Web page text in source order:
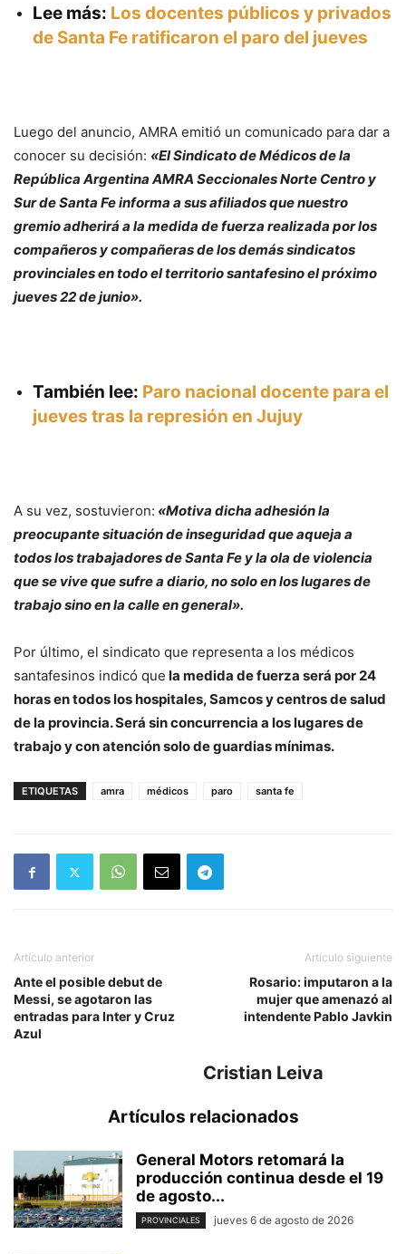
Lee más: Los docentes públicos y privados
de Santa Fe ratificaron el paro del jueves
Luego del anuncio, AMRA emitió un comunicado para dar a
conocer su decisión: «El Sindicato de Médicos de la
República Argentina AMRA Seccionales Norte Centro y
Sur de Santa Fe informa a sus afiliados que nuestro
gremio adherirá a la medida de fuerza realizada por los
compañeros y compañeras de los demás sindicatos
provinciales en todo el territorio santafesino el próximo
jueves 22 de junio».
También lee: Paro nacional docente para el
jueves tras la represión en Jujuy
A su vez, sostuvieron: «Motiva dicha adhesión la
preocupante situación de inseguridad que aqueja a
todos los trabajadores de Santa Fe y la ola de violencia
que se vive que sufre a diario, no solo en los lugares de
trabajo sino en la calle en general».
Por último, el sindicato que representa a los médicos
santafesinos indicó que la medida de fuerza será por 24
horas en todos los hospitales, Samcos y centros de salud
de la provincia. Será sin concurrencia a los lugares de
trabajo y con atención solo de guardias mínimas.
ETIQUETAS amra médicos paro santa fe
Artículo anterior
Ante el posible debut de
Messi, se agotaron las
entradas para Inter y Cruz
Azul
Artículo siguiente
Rosario: imputaron a la
mujer que amenazó al
intendente Pablo Javkin
Cristian Leiva
Artículos relacionados
General Motors retomará la
producción continua desde el 19
de agosto...
PROVINCIALES jueves 6 de agosto de 2026